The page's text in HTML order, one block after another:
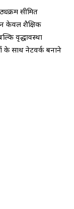
सीमित
केवल शैक्षिक
वृद्धावस्था
के साथ नेटवर्क बनाने